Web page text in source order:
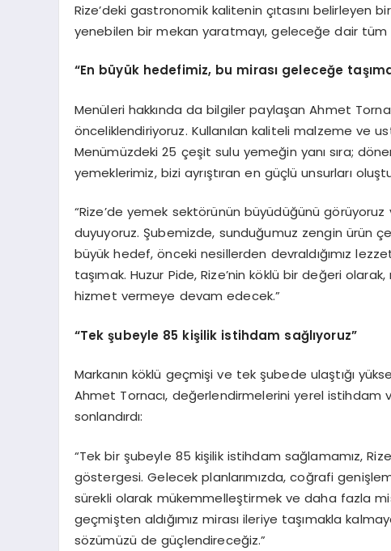
Rize’deki gastronomik kalitenin çıtasını belirleyen
yenebilen bir mekan yaratmayı, geleceğe dair tüm
“En büyük hedefimiz, bu mirası geleceğe
Menüleri hakkında da bilgiler paylaşan Ahmet
önceliklendiriyoruz. Kullanılan kaliteli malzeme ve
Menümüzdeki 25 çeşit sulu yemeğin yanı sıra;
yemeklerimiz, bizi ayrıştıran en güçlü unsurları
“Rize’de yemek sektörünün büyüdüğünü
duyuyoruz. Şubemizde, sunduğumuz zengin ürün
büyük hedef, önceki nesillerden devraldığımız
taşımak. Huzur Pide, Rize’nin köklü bir değeri
hizmet vermeye devam edecek.”
“Tek şubeyle 85 kişilik istihdam sağlıyoruz”
Markanın köklü geçmişi ve tek şubede ulaştığı
Ahmet Tornacı, değerlendirmelerini yerel istihdam
sonlandırdı:
“Tek bir şubeyle 85 kişilik istihdam sağlamamız,
göstergesi. Gelecek planlarımızda, coğrafi
sürekli olarak mükemmelleştirmek ve daha fazla
geçmişten aldığımız mirası ileriye taşımakla
sözümüzü de güçlendireceğiz.”